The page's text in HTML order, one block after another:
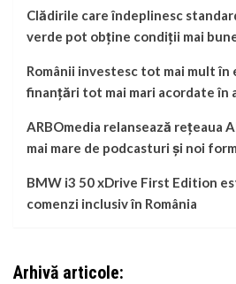
Clădirile care îndeplinesc
verde pot obține condiții mai
Românii investesc tot mai mult în
finanțări tot mai mari acordate în
ARBOmedia relansează rețeaua
mai mare de podcasturi și noi
BMW i3 50 xDrive First Edition
comenzi inclusiv în România
Arhivă articole: